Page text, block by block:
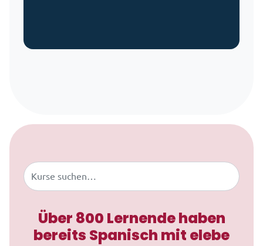
Zum Inhalt springen
Buscar
Über 800 Lernende haben
bereits Spanisch mit elebe